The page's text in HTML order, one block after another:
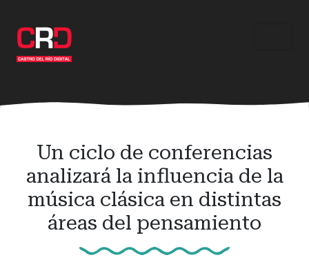
contenido
principal
Un ciclo de conferencias
analizará la influencia de la
música clásica en distintas
áreas del pensamiento